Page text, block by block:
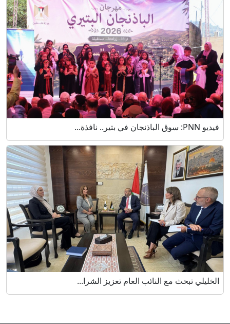
فيديو PNN: سوق الباذنجان في بتير.. نافذة...
الخليلي تبحث مع النائب العام تعزيز الشرا...